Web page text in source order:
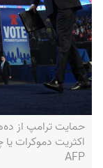
حمایت ترامپ از
AFP